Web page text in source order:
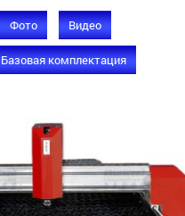
Фото Видео
Базовая комплектация